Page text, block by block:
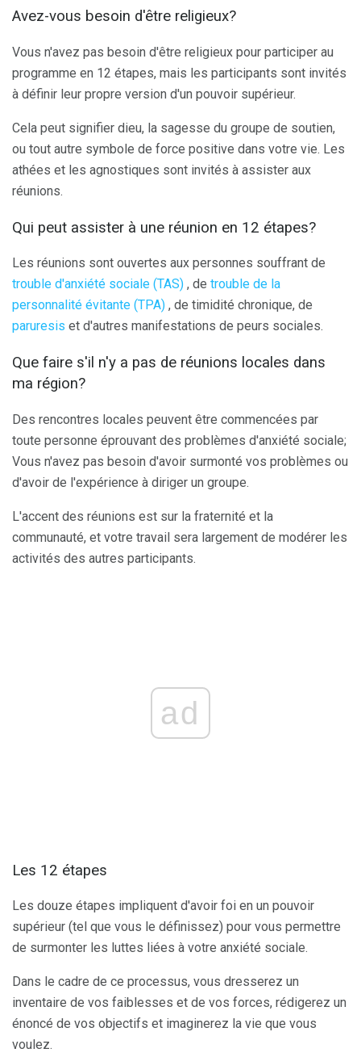
Avez-vous besoin d'être religieux?
Vous n'avez pas besoin d'être religieux pour participer au
programme en 12 étapes, mais les participants sont invités
à définir leur propre version d'un pouvoir supérieur.
Cela peut signifier dieu, la sagesse du groupe de soutien,
ou tout autre symbole de force positive dans votre vie. Les
athées et les agnostiques sont invités à assister aux
réunions.
Qui peut assister à une réunion en 12 étapes?
Les réunions sont ouvertes aux personnes souffrant de
trouble d'anxiété sociale (TAS) , de trouble de la
personnalité évitante (TPA) , de timidité chronique, de
paruresis et d'autres manifestations de peurs sociales.
Que faire s'il n'y a pas de réunions locales dans
ma région?
Des rencontres locales peuvent être commencées par
toute personne éprouvant des problèmes d'anxiété sociale;
Vous n'avez pas besoin d'avoir surmonté vos problèmes ou
d'avoir de l'expérience à diriger un groupe.
L'accent des réunions est sur la fraternité et la
communauté, et votre travail sera largement de modérer les
activités des autres participants.
ad
Les 12 étapes
Les douze étapes impliquent d'avoir foi en un pouvoir
supérieur (tel que vous le définissez) pour vous permettre
de surmonter les luttes liées à votre anxiété sociale.
Dans le cadre de ce processus, vous dresserez un
inventaire de vos faiblesses et de vos forces, rédigerez un
énoncé de vos objectifs et imaginerez la vie que vous
voulez.